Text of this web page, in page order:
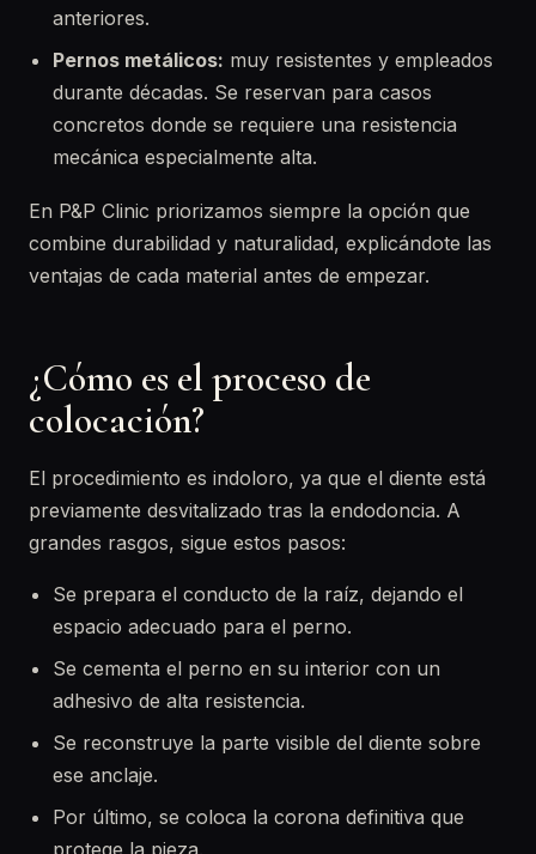
anteriores.
Pernos metálicos: muy resistentes y empleados
durante décadas. Se reservan para casos
concretos donde se requiere una resistencia
mecánica especialmente alta.
En P&P Clinic priorizamos siempre la opción que
combine durabilidad y naturalidad, explicándote las
ventajas de cada material antes de empezar.
¿Cómo es el proceso de
colocación?
El procedimiento es indoloro, ya que el diente está
previamente desvitalizado tras la endodoncia. A
grandes rasgos, sigue estos pasos:
Se prepara el conducto de la raíz, dejando el
espacio adecuado para el perno.
Se cementa el perno en su interior con un
adhesivo de alta resistencia.
Se reconstruye la parte visible del diente sobre
ese anclaje.
Por último, se coloca la corona definitiva que
protege la pieza.